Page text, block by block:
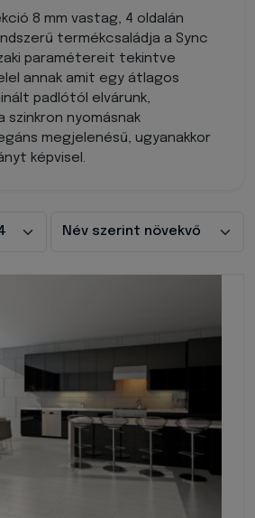
8 mm vastag, 4 oldalán
termékcsaládja a Sync
paramétereit tekintve
annak amit egy átlagos
padlótól elvárunk,
szinkron nyomásnak
megjelenésű, ugyanakkor
képvisel.